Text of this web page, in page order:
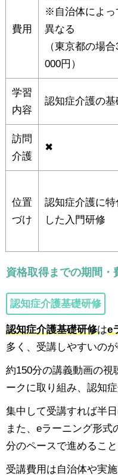
費用
※自治体によっ
異なる
（東京都の場合
000円）
学習
内容
認知症介護の基
訪問
介護
✖
位置
づけ
認知症介護に特
した入門研修
資格取得までの期間・
認知症介護基礎研修
認知症介護基礎研修はe
多く、受講しやすいのが
約150分の講義動画の視
ークに取り組み、認知
集中して受講すれば半
また、eラーニング形式
分のペースで進めること
受講費用は自治体や実